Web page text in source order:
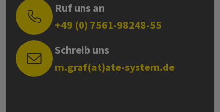
Ruf uns an
+49 (0) 7561-98248-55
Schreib uns
m.graf(at)ate-system.de